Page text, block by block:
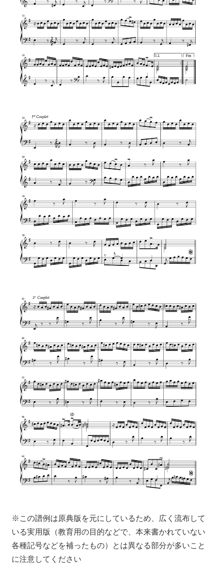
※この譜例は原典版を元にしているため、広く流布して
いる実用版（教育用の目的などで、本来書かれていない
各種記号などを補ったもの）とは異なる部分が多いこと
に注意してください